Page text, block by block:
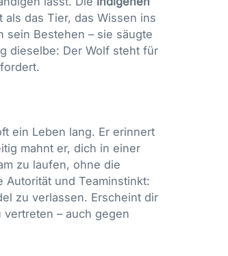
das Tier, das Wissen ins
sein Bestehen – sie säugte
dieselbe: Der Wolf steht für
ein Leben lang. Er erinnert
mahnt er, dich in einer
zu laufen, ohne die
und Teaminstinkt:
zu verlassen. Erscheint dir
– auch gegen